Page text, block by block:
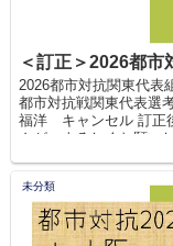
＜訂正＞2026都
2026都市対抗関東代表
都市対抗戦関東代表選
福洋 キャンセル 訂正
んが、よろしくお願い
未分類